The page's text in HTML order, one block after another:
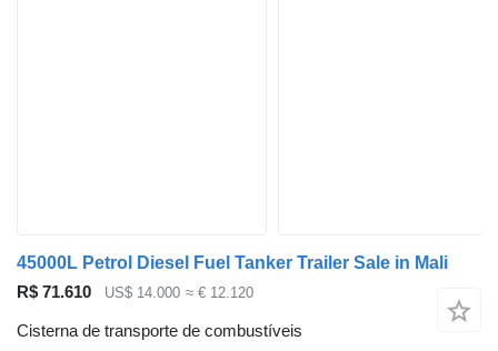
45000L Petrol Diesel Fuel Tanker Trailer Sale in Mali
R$ 71.610
US$ 14.000 ≈ € 12.120
Cisterna de transporte de combustíveis